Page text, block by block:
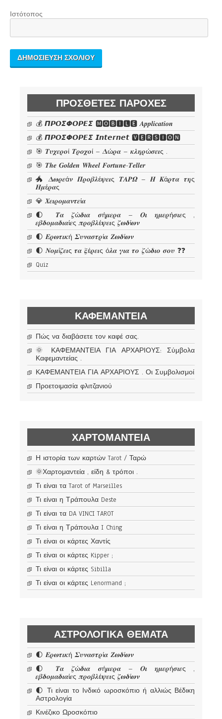
Ιστότοπος
ΠΡΌΣΘΕΤΕΣ ΠΑΡΟΧΈΣ
💰 𝞟𝞠𝞞𝞢𝞥𝞞𝞠𝞔𝞢 🅼🅾🅱🅸🅻🅴 𝜜𝒑𝒑𝒍𝒊𝒄𝒂𝒕𝒊𝒐𝒏
💰 𝞟𝞠𝞞𝞢𝞥𝞞𝞠𝞔𝞢 𝙄𝙣𝙩𝙚𝙧𝙣𝙚𝙩 🆅🅴🆁🆂🅸🅾🅽
🎯 𝜯𝝊𝝌𝜺𝝆𝝄ί 𝜯𝝆𝝄𝝌𝝄ί – 𝜟ώ𝝆𝜶 – 𝜿𝝀𝜼𝝆ώ𝝈𝜺𝜾ς .
🎯 𝑻𝒉𝒆 𝑮𝒐𝒍𝒅𝒆𝒏 𝑾𝒉𝒆𝒆𝒍 𝑭𝒐𝒓𝒕𝒖𝒏𝒆-𝑻𝒆𝒍𝒍𝒆𝒓
🐲 𝜟𝝎𝝆𝜺ά𝝂 𝜫𝝆𝝄𝜷𝝀έ𝝍𝜺𝜾ς 𝜯𝜜𝜬𝜴 – 𝜢 𝜥ά𝝆𝝉𝜶 𝝉𝜼ς
𝜢𝝁έ𝝆𝜶ς
💎 𝜲𝜺𝜾𝝆𝝄𝝁𝜶𝝂𝝉𝜺ί𝜶
🌓 𝜯𝜶 𝜻ώ𝜹𝜾𝜶 𝝈ή𝝁𝜺𝝆𝜶 – 𝜪𝜾 𝜼𝝁𝜺𝝆ή𝝈𝜾𝜺ς ,
𝜺𝜷𝜹𝝄𝝁𝜶𝜹𝜾𝜶ί𝜺ς 𝝅𝝆𝝄𝜷𝝀έ𝝍𝜺𝜾ς 𝜻𝝎𝜹ί𝝎𝝂
🌓 𝜠𝝆𝝎𝝉𝜾𝜿ή 𝜮𝝊𝝂𝜶𝝈𝝉𝝆ί𝜶 𝜡𝝎𝜹ί𝝎𝝂
🌓 𝜨𝝄𝝁ί𝜻𝜺𝜾ς 𝝉𝜶 𝝃έ𝝆𝜺𝜾ς ό𝝀𝜶 𝜸𝜾𝜶 𝝉𝝄 𝜻ώ𝜹𝜾𝝄 𝝈𝝄𝝊 ❓❓
Quiz
ΚΑΦΕΜΑΝΤΕΊΑ
Πώς να διαβάσετε τον καφέ σας.
🌞 ΚΑΦΕΜΑΝΤΕΙΑ ΓΙΑ ΑΡΧΑΡΙΟΥΣ: Σύμβολα
Καφεμαντείας .
ΚΑΦΕΜΑΝΤΕΙΑ ΓΙΑ ΑΡΧΑΡΙΟΥΣ . Οι Συμβολισμοί
Προετοιμασία φλιτζανιού
ΧΑΡΤΟΜΑΝΤΕΊΑ
Η ιστορία των καρτών Tarot / Ταρώ
🌞Χαρτομαντεία , είδη & τρόποι .
Τι είναι τα Tarot of Marseilles
Τι είναι η Τράπουλα Deste
Τι είναι τα DA VINCI TAROT
Τι είναι η Τράπουλα I Ching
Τι είναι οι κάρτες Χαντίς
Τι είναι οι κάρτες Kipper ;
Τι είναι οι κάρτες Sibilla
Τι είναι οι κάρτες Lenormand ;
ΑΣΤΡΟΛΟΓΙΚΆ ΘΈΜΑΤΑ
🌓 𝜠𝝆𝝎𝝉𝜾𝜿ή 𝜮𝝊𝝂𝜶𝝈𝝉𝝆ί𝜶 𝜡𝝎𝜹ί𝝎𝝂
🌓 𝜯𝜶 𝜻ώ𝜹𝜾𝜶 𝝈ή𝝁𝜺𝝆𝜶 – 𝜪𝜾 𝜼𝝁𝜺𝝆ή𝝈𝜾𝜺ς ,
𝜺𝜷𝜹𝝄𝝁𝜶𝜹𝜾𝜶ί𝜺ς 𝝅𝝆𝝄𝜷𝝀έ𝝍𝜺𝜾ς 𝜻𝝎𝜹ί𝝎𝝂
🌓 Τι είναι το Ινδικό ωροσκόπιο ή αλλιώς Βέδικη
Αστρολογία
Κινέζικο Ωροσκόπιο